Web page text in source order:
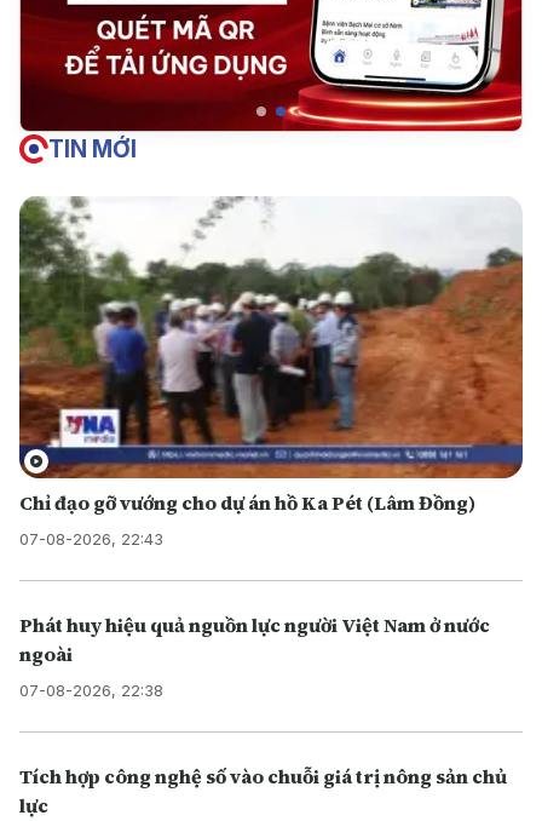
TIN MỚI
Chỉ đạo gỡ vướng cho dự án hồ Ka Pét (Lâm Đồng)
07-08-2026, 22:43
Phát huy hiệu quả nguồn lực người Việt Nam ở nước
ngoài
07-08-2026, 22:38
Tích hợp công nghệ số vào chuỗi giá trị nông sản chủ
lực